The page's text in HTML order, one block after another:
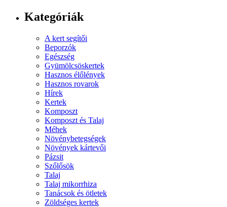
Kategóriák
A kert segítői
Beporzók
Egészség
Gyümölcsöskertek
Hasznos élőlények
Hasznos rovarok
Hírek
Kertek
Komposzt
Komposzt és Talaj
Méhek
Növénybetegségek
Növények kártevői
Pázsit
Szőlősök
Talaj
Talaj mikorrhiza
Tanácsok és ötletek
Zöldséges kertek